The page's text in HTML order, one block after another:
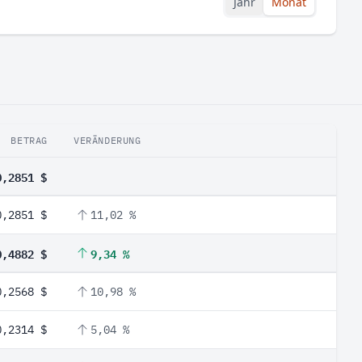
BETRAG VERÄNDERUNG
$
$ 11,02 %
$ 9,34 %
$ 10,98 %
$ 5,04 %